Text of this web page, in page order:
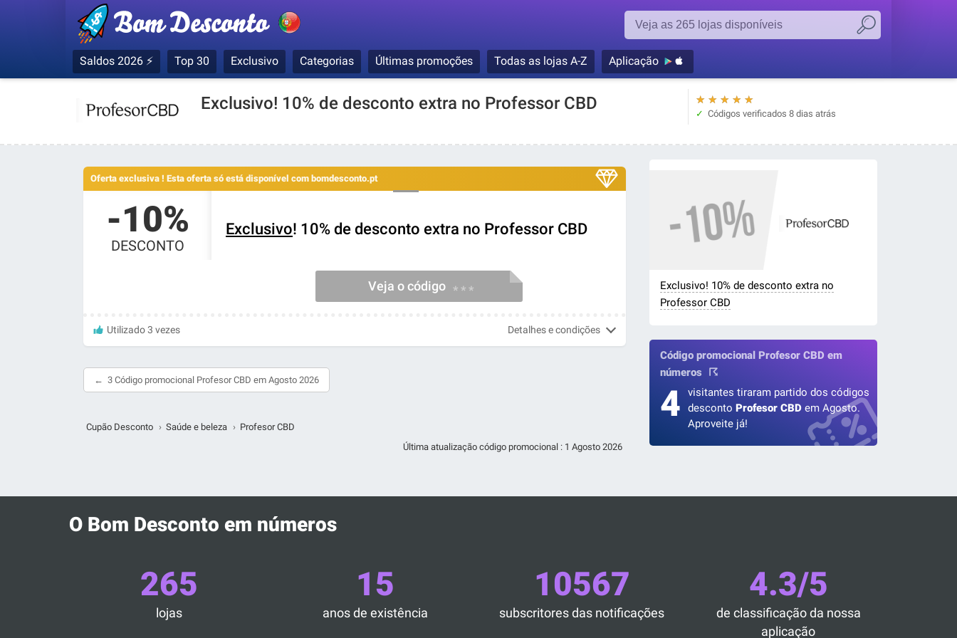
Saldos 2026 ⚡ Top 30 Exclusivo Categorias Últimas promoções Todas as lojas A-Z Aplicação
Exclusivo! 10% de desconto extra no Professor CBD ★
★
★
★
★
Códigos verificados 8 dias atrás
Oferta exclusiva ! Esta oferta só está disponível com bomdesconto.pt
-10%
DESCONTO
Exclusivo! 10% de desconto extra no Professor CBD
Veja o código * * *
Utilizado 3 vezes Detalhes e condições
3 Código promocional Profesor CBD em Agosto 2026
Cupão Desconto › Saúde e beleza › Profesor CBD
Última atualização código promocional : 1 Agosto 2026
Exclusivo! 10% de desconto extra no
Professor CBD
Código promocional Profesor CBD em
números
4
visitantes tiraram partido dos códigos
desconto Profesor CBD em Agosto.
Aproveite já!
O Bom Desconto em números
265
lojas
15
anos de existência
10567
subscritores das notificações
4.3/5
de classificação da nossa
aplicação